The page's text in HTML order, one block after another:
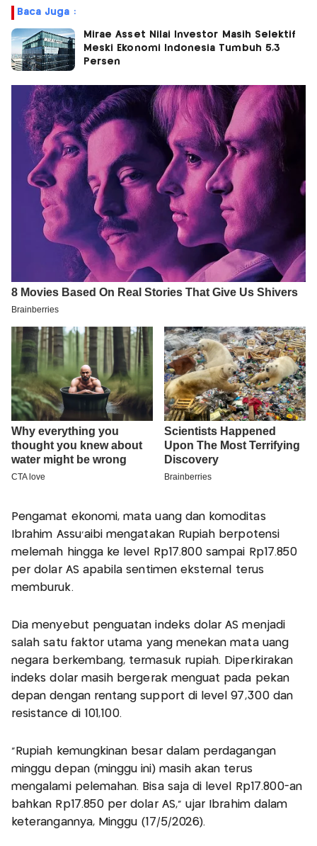
Baca Juga :
Mirae Asset Nilai Investor Masih Selektif
Meski Ekonomi Indonesia Tumbuh 5,3
Persen
Pengamat ekonomi, mata uang dan komoditas
Ibrahim Assu’aibi mengatakan Rupiah berpotensi
melemah hingga ke level Rp17.800 sampai Rp17.850
per dolar AS apabila sentimen eksternal terus
memburuk.
Dia menyebut penguatan indeks dolar AS menjadi
salah satu faktor utama yang menekan mata uang
negara berkembang, termasuk rupiah. Diperkirakan
indeks dolar masih bergerak menguat pada pekan
depan dengan rentang support di level 97,300 dan
resistance di 101,100.
"Rupiah kemungkinan besar dalam perdagangan
minggu depan (minggu ini) masih akan terus
mengalami pelemahan. Bisa saja di level Rp17.800-an
bahkan Rp17.850 per dolar AS," ujar Ibrahim dalam
keterangannya, Minggu (17/5/2026).